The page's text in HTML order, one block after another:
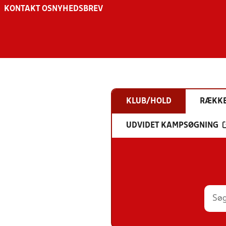
KONTAKT OS NYHEDSBREV
KLUB/HOLD
UDVIDET KAMPSØGNING